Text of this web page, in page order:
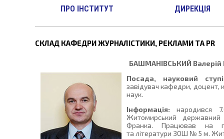
ПРО ІНСТИТУТ ДИРЕКЦІЯ
СКЛАД КАФЕДРИ ЖУРНАЛІСТИКИ, РЕКЛАМИ ТА PR
БАШМАНІВСЬКИЙ Валерій
Посада, науковий
завідувач кафедри, доцент,
наук.
Інформація: народився
Житомирський державний
Франка. Працював на
та літератури ЗОШ № 5 м.